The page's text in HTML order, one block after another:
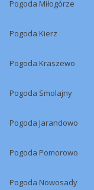
Pogoda Miłogórze
Pogoda Kierz
Pogoda Kraszewo
Pogoda Smolajny
Pogoda Jarandowo
Pogoda Pomorowo
Pogoda Nowosady